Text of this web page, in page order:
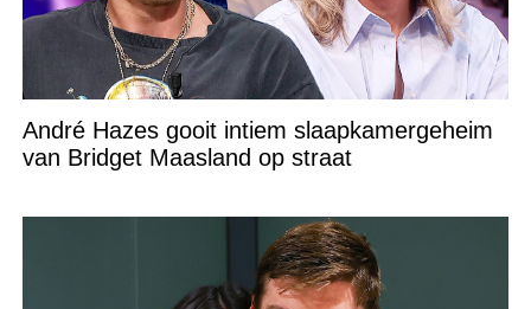
André Hazes gooit intiem slaapkamergeheim
van Bridget Maasland op straat